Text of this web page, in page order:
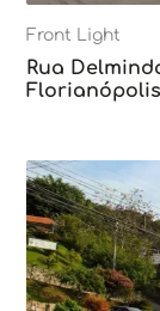
Front Light
Rua
Florianópolis